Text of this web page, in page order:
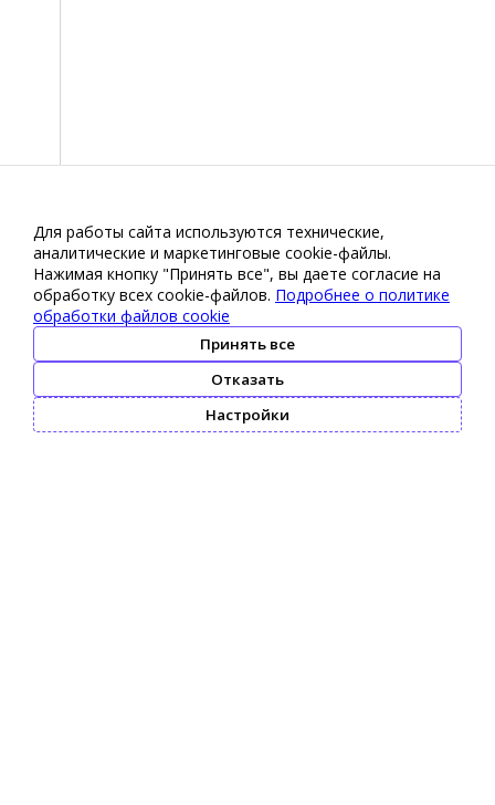
Для работы сайта используются технические,
аналитические и маркетинговые сооkіе-файлы.
Нажимая кнопку "Принять все", вы даете согласие на
обработку всех cookie-файлов. Подробнее о политике
обработки файлов cookie
Принять все
Отказать
Настройки